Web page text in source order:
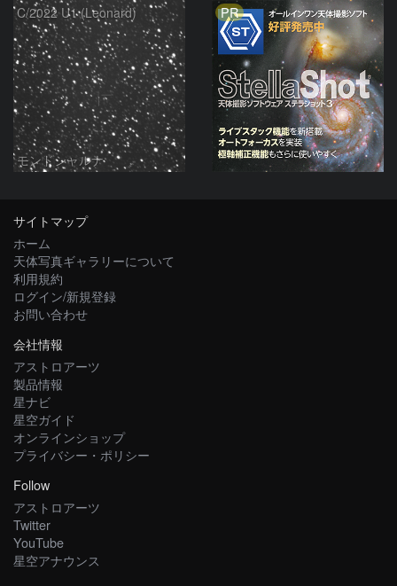
C/2022 U1 (Leonard)
モンドシャルナ
PR
サイトマップ
ホーム
天体写真ギャラリーについて
利用規約
ログイン/新規登録
お問い合わせ
会社情報
アストロアーツ
製品情報
星ナビ
星空ガイド
オンラインショップ
プライバシー・ポリシー
Follow
アストロアーツ
Twitter
YouTube
星空アナウンス